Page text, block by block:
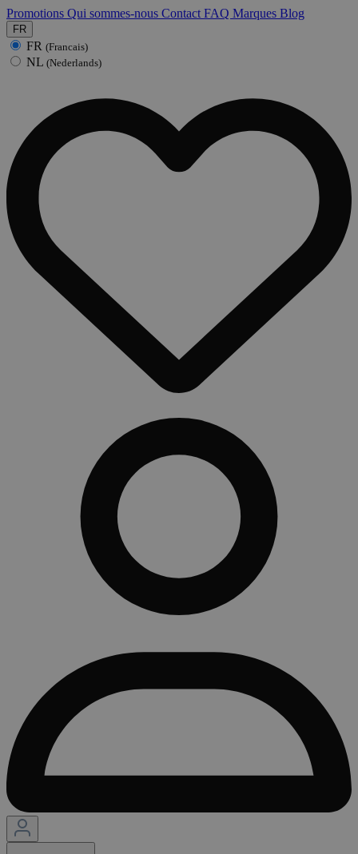
Promotions Qui sommes-nous Contact FAQ Marques Blog
FR
FR (Francais)
NL (Nederlands)